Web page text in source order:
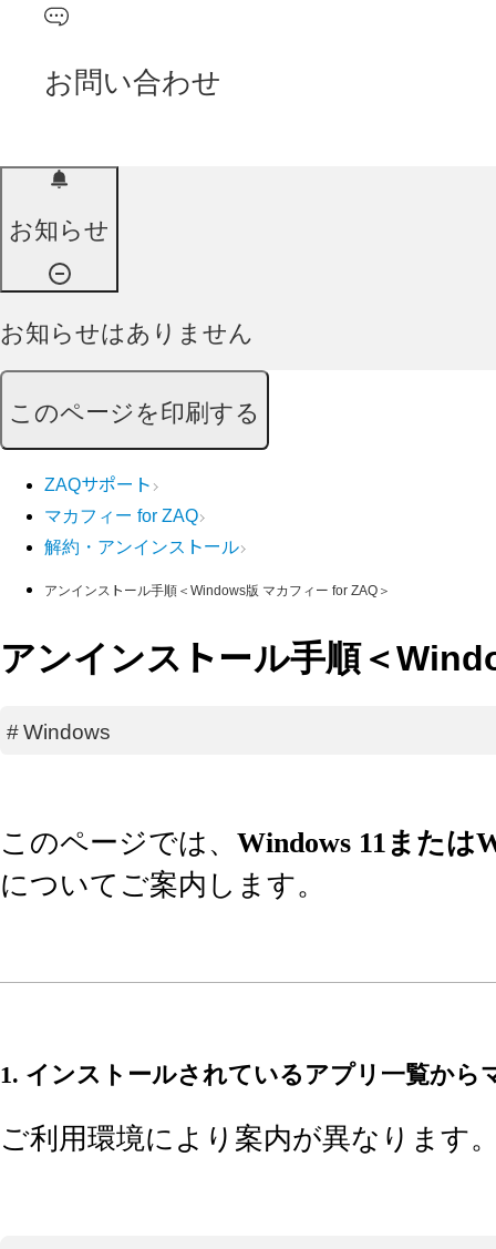
お問い合わせ
お知らせ
お知らせはありません
このページを印刷する
ZAQサポート
マカフィー for ZAQ
解約・アンインストール
アンインストール手順＜Windows版 マカフィー for ZAQ＞
アンインストール手順＜
#Windows
このページでは、 Windows 11または
についてご案内します。
1. インストールされているアプリ一覧から
ご利用環境により案内が異なります